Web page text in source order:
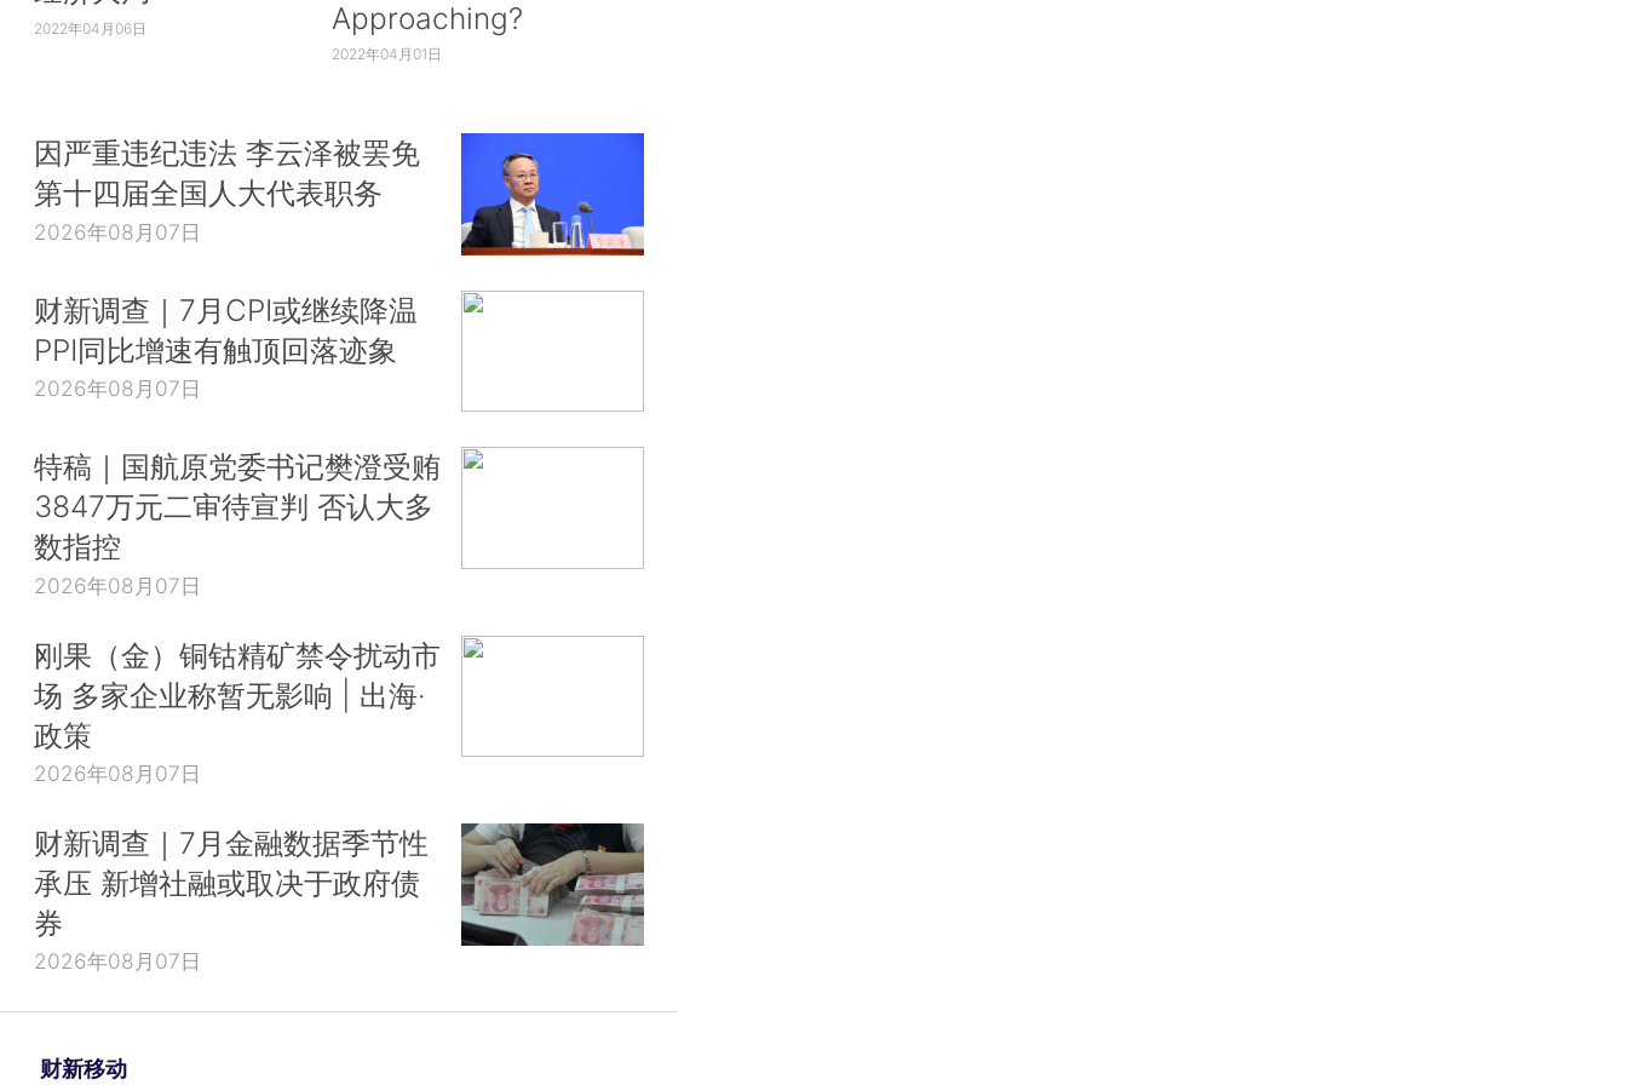
2022年04月06日
Approaching?
2022年04月01日
因严重违纪违法 李云泽被罢免
第十四届全国人大代表职务
2026年08月07日
财新调查｜7月CPI或继续降温
PPI同比增速有触顶回落迹象
2026年08月07日
特稿｜国航原党委书记樊澄受贿
3847万元二审待宣判 否认大多
数指控
2026年08月07日
刚果（金）铜钴精矿禁令扰动市
场 多家企业称暂无影响 | 出海·
政策
2026年08月07日
财新调查｜7月金融数据季节性
承压 新增社融或取决于政府债
券
2026年08月07日
财新移动